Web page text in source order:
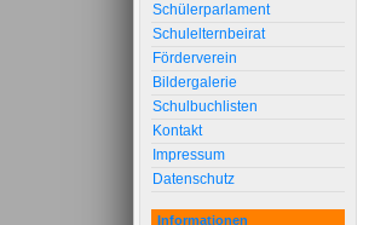
Schülerparlament
Schulelternbeirat
Förderverein
Bildergalerie
Schulbuchlisten
Kontakt
Impressum
Datenschutz
Informationen